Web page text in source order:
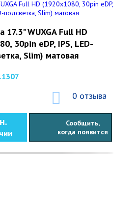
17.3" WUXGA Full HD
30pin eDP, IPS, LED-
Slim) матовая
0 отзыва
Сообщить,
когда появится